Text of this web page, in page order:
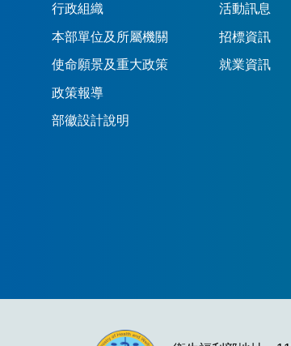
行政組織
本部單位及所屬機關
使命願景及重大政策
政策報導
部徽設計說明
活動訊息
招標資訊
就業資訊